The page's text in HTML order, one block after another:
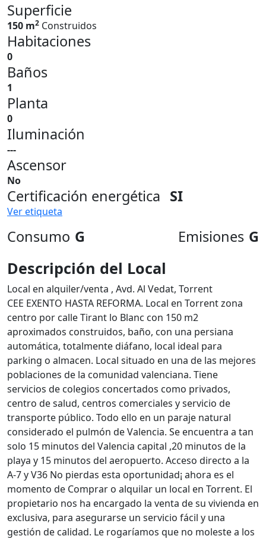
Superficie
150 m2 Construidos
Habitaciones
0
Baños
1
Planta
0
Iluminación
---
Ascensor
No
Certificación energética SI
Ver etiqueta
Consumo G Emisiones G
Descripción del Local
Local en alquiler/venta , Avd. Al Vedat, Torrent
CEE EXENTO HASTA REFORMA. Local en Torrent zona
centro por calle Tirant lo Blanc con 150 m2
aproximados construidos, baño, con una persiana
automática, totalmente diáfano, local ideal para
parking o almacen. Local situado en una de las mejores
poblaciones de la comunidad valenciana. Tiene
servicios de colegios concertados como privados,
centro de salud, centros comerciales y servicio de
transporte público. Todo ello en un paraje natural
considerado el pulmón de Valencia. Se encuentra a tan
solo 15 minutos del Valencia capital ,20 minutos de la
playa y 15 minutos del aeropuerto. Acceso directo a la
A-7 y V36 No pierdas esta oportunidad¡ ahora es el
momento de Comprar o alquilar un local en Torrent. El
propietario nos ha encargado la venta de su vivienda en
exclusiva, para asegurarse un servicio fácil y una
gestión de calidad. Le rogaríamos que no moleste a los